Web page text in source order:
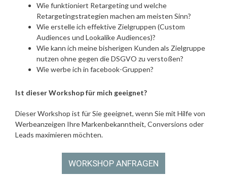
Wie funktioniert Retargeting und welche
Retargetingstrategien machen am meisten Sinn?
Wie erstelle ich effektive Zielgruppen (Custom
Audiences und Lookalike Audiences)?
Wie kann ich meine bisherigen Kunden als Zielgruppe
nutzen ohne gegen die DSGVO zu verstoßen?
Wie werbe ich in facebook-Gruppen?
Ist dieser Workshop für mich geeignet?
Dieser Workshop ist für Sie geeignet, wenn Sie mit Hilfe von
Werbeanzeigen Ihre Markenbekanntheit, Conversions oder
Leads maximieren möchten.